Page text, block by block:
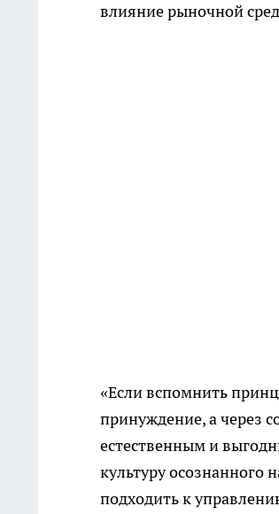
влияние рыночной
«Если вспомнить
принуждение, а через
естественным и
культуру
подходить к